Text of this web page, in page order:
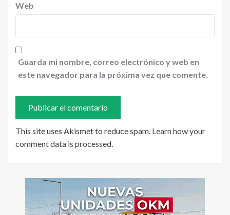
Web
Guarda mi nombre, correo electrónico y web en
este navegador para la próxima vez que comente.
This site uses Akismet to reduce spam. Learn how your
comment data is processed.